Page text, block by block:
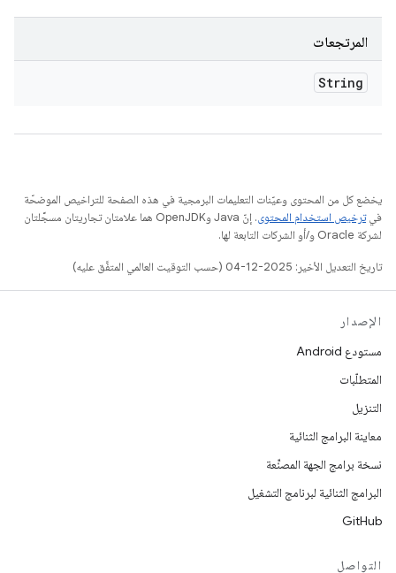
المرتجعات
String
يخضع كل من المحتوى وعيّنات التعليمات البرمجية في هذه الصفحة للتراخيص الموضحّة
فيترخيص استخدام المحتوى
. إنّ Java وOpenJDK هما علامتان تجاريتان مسجَّلتان
لشركة Oracle و/أو الشركات التابعة لها.
تاريخ التعديل الأخير: 2025-12-04 (حسب التوقيت العالمي المتفَّق عليه)
الإصدار
مستودع Android
المتطلّبات
التنزيل
معاينة البرامج الثنائية
نسخة برامج الجهة المصنِّعة
البرامج الثنائية لبرنامج التشغيل
GitHub
التواصل